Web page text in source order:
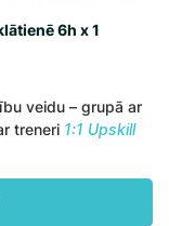
6h x 1
veidu – grupā ar
treneri 1:1 Upskill